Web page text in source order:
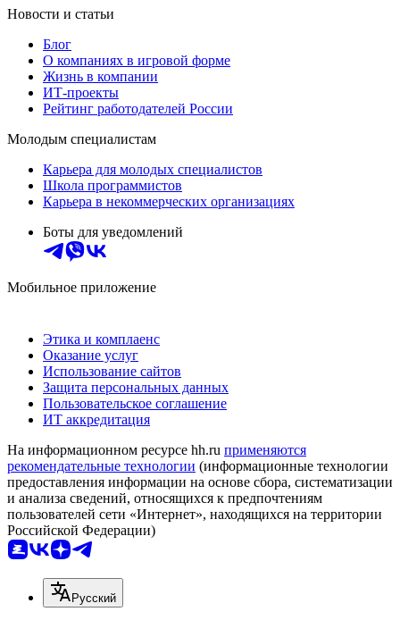
Новости и статьи
Блог
О компаниях в игровой форме
Жизнь в компании
ИТ-проекты
Рейтинг работодателей России
Молодым специалистам
Карьера для молодых специалистов
Школа программистов
Карьера в некоммерческих организациях
Боты для уведомлений
Мобильное приложение
Этика и комплаенс
Оказание услуг
Использование сайтов
Защита персональных данных
Пользовательское соглашение
ИТ аккредитация
На информационном ресурсе hh.ru применяются
рекомендательные технологии (информационные технологии
предоставления информации на основе сбора, систематизации
и анализа сведений, относящихся к предпочтениям
пользователей сети «Интернет», находящихся на территории
Российской Федерации)
Русский